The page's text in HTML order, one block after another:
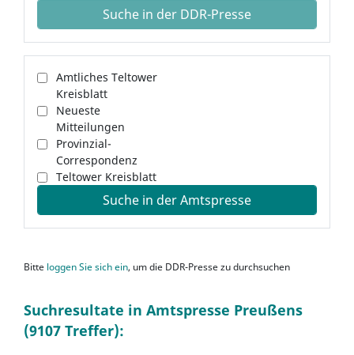
Suche in der DDR-Presse
Amtliches Teltower
Kreisblatt
Neueste
Mitteilungen
Provinzial-
Correspondenz
Teltower Kreisblatt
Suche in der Amtspresse
Bitte loggen Sie sich ein, um die DDR-Presse zu durchsuchen
Suchresultate in Amtspresse Preußens
(9107 Treffer):